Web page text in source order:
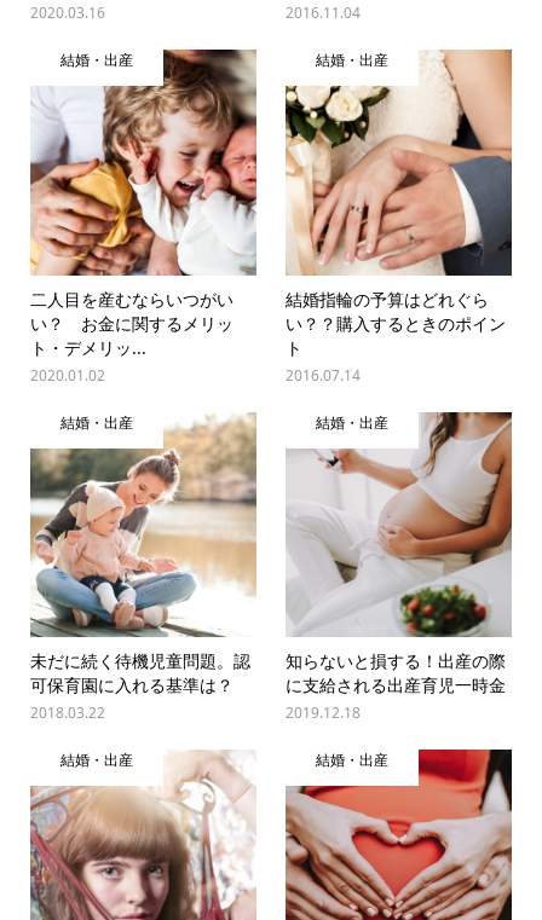
2020.03.16 2016.11.04
結婚・出産
二人目を産むならいつがい
い？ お金に関するメリッ
ト・デメリッ...
2020.01.02
結婚・出産
結婚指輪の予算はどれぐら
い？？購入するときのポイン
ト
2016.07.14
結婚・出産
未だに続く待機児童問題。認
可保育園に入れる基準は？
2018.03.22
結婚・出産
知らないと損する！出産の際
に支給される出産育児一時金
2019.12.18
結婚・出産 結婚・出産